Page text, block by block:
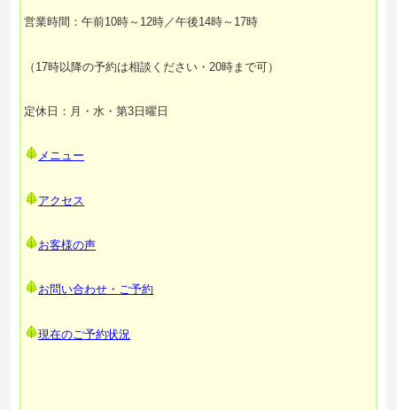
営業時間：午前10時～12時／午後14時～17時
（17時以降の予約は相談ください・20時まで可）
定休日：月・水・第3日曜日
メニュー
アクセス
お客様の声
お問い合わせ・ご予約
現在のご予約状況